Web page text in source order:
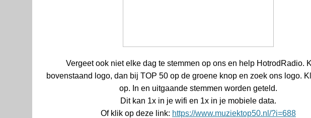
Vergeet ook niet elke dag te stemmen op ons en help HotrodRadio.
bovenstaand logo, dan bij TOP 50 op de groene knop en zoek ons logo.
op. In en uitgaande stemmen worden geteld.
Dit kan 1x in je wifi en 1x in je mobiele data.
Of klik op deze link: https://www.muziektop50.nl/?i=688